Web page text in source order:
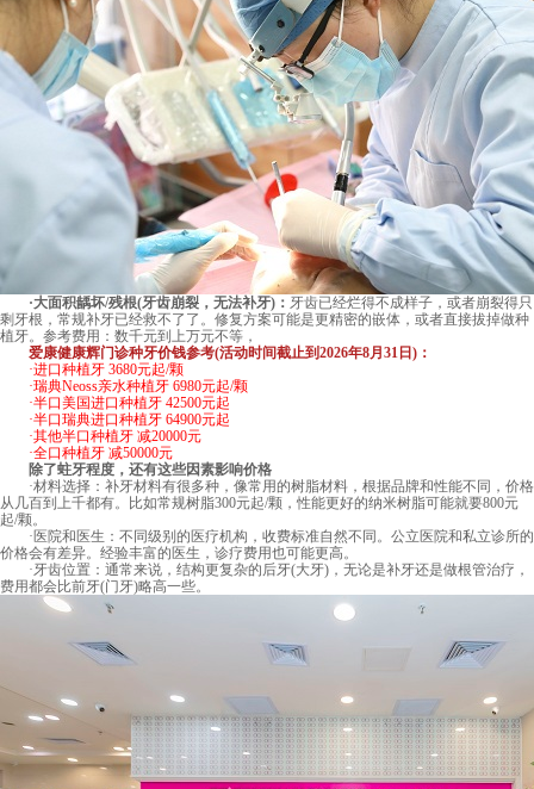
·大面积龋坏/残根(牙齿崩裂，无法补牙)： 牙齿已经烂得不成样子，或者崩裂得只
剩牙根，常规补牙已经救不了了。修复方案可能是更精密的嵌体，或者直接拔掉做种
植牙。参考费用：数千元到上万元不等，
爱康健康辉门诊种牙价钱参考(活动时间截止到2026年8月31日)：
·进口种植牙 3680元起/颗
·瑞典Neoss亲水种植牙 6980元起/颗
·半口美国进口种植牙 42500元起
·半口瑞典进口种植牙 64900元起
·其他半口种植牙 减20000元
·全口种植牙 减50000元
除了蛀牙程度，还有这些因素影响价格
·材料选择：补牙材料有很多种，像常用的树脂材料，根据品牌和性能不同，价格
从几百到上千都有。比如常规树脂300元起/颗，性能更好的纳米树脂可能就要800元
起/颗。
·医院和医生：不同级别的医疗机构，收费标准自然不同。公立医院和私立诊所的
价格会有差异。经验丰富的医生，诊疗费用也可能更高。
·牙齿位置：通常来说，结构更复杂的后牙(大牙)，无论是补牙还是做根管治疗，
费用都会比前牙(门牙)略高一些。